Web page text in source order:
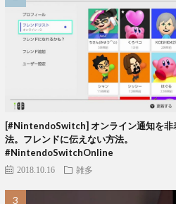
[#NintendoSwitch] オンライン通知を非
法。フレンドに伝えない方法。
#NintendoSwitchOnline
2018.10.16 雑多